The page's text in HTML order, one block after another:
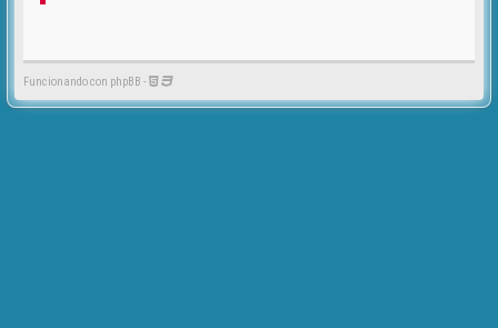
Funcionando con phpBB -